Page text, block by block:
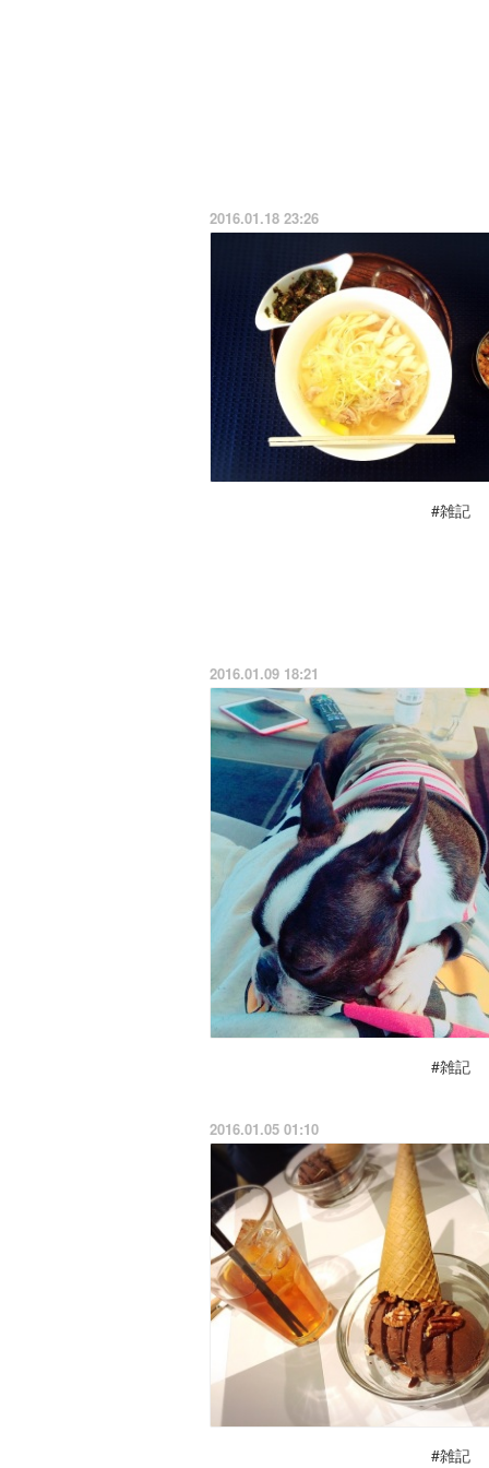
2016.01.18 23:26
#雑記
2016.01.09 18:21
#雑記
2016.01.05 01:10
#雑記